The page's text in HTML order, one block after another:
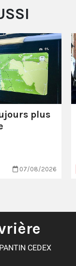
plus
07/08/2026
CEDEX